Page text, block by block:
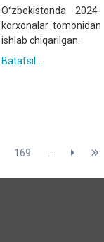
Oʻzbekistonda
korxonalar
ishlab chiqarilgan.
Batafsil ...
169 ...